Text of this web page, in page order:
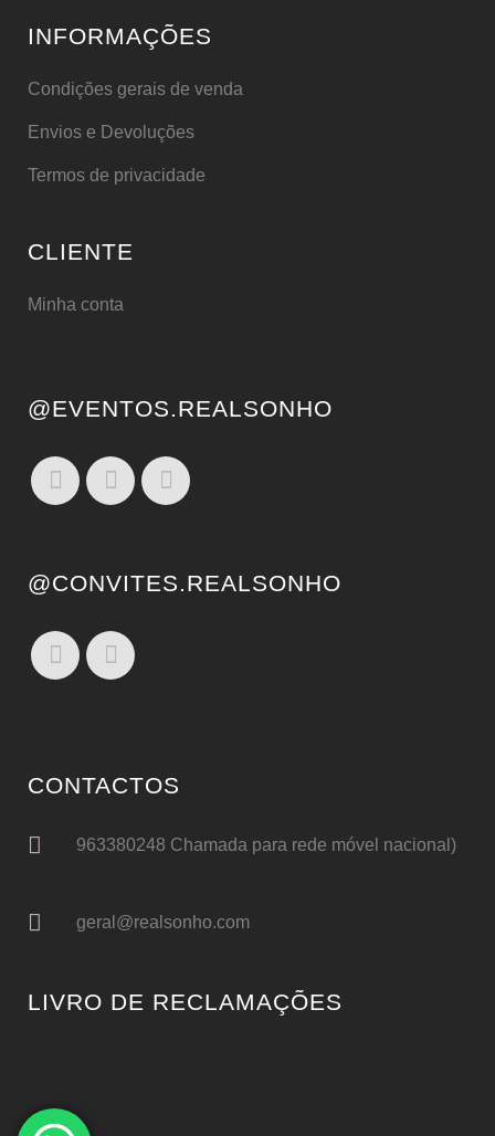
INFORMAÇÕES
Condições gerais de venda
Envios e Devoluções
Termos de privacidade
CLIENTE
Minha conta
@EVENTOS.REALSONHO
@CONVITES.REALSONHO
CONTACTOS
963380248 Chamada para rede móvel nacional)
geral@realsonho.com
LIVRO DE RECLAMAÇÕES